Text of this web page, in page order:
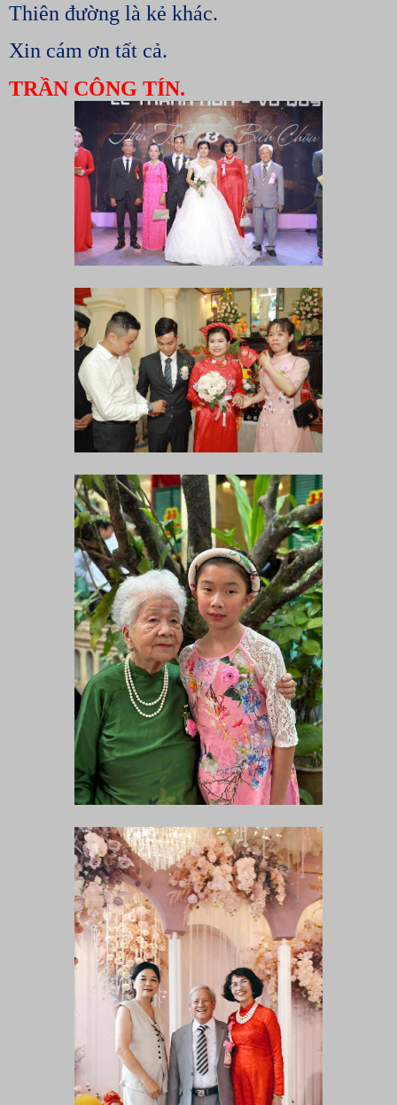
Thiên đường là kẻ khác.
Xin cám ơn tất cả.
TRẦN CÔNG TÍN.